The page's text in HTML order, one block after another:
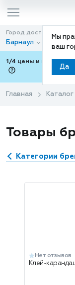
Мы
ваш
Да
Город доставки
Барнаул
1/4 цены и покупки
Главная Каталог
Товары
Категории
Нет отзывов
Клей-